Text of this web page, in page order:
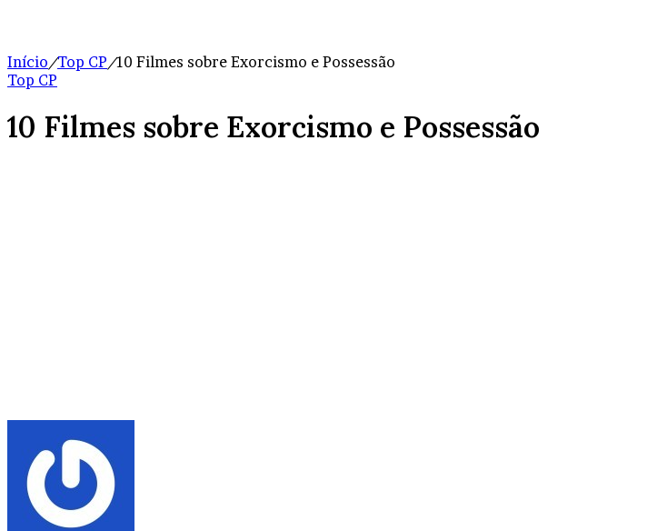
Início/Top CP/10 Filmes sobre Exorcismo e Possessão
Top CP
10 Filmes sobre Exorcismo e Possessão